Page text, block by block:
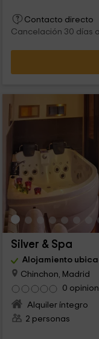
Contacto directo
Cancelación 30 días
Silver & Spa
Alojamiento
Chinchon, Madrid
0
Alquiler íntegro
2 personas